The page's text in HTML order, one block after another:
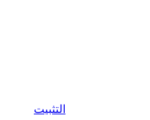
التثبيت